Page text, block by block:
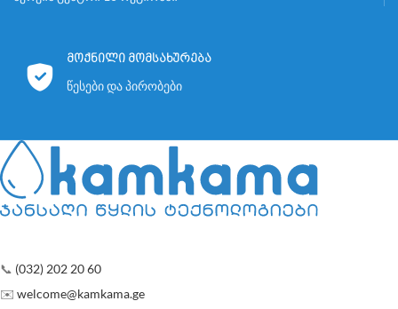
მოქნილი მომსახურება
წესები და პირობები
📞 (032) 202 20 60
✉️ welcome@kamkama.ge